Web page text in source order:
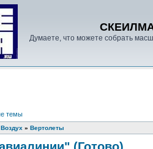
Думаете, что можете собрать
темы
Воздух » Вертолеты